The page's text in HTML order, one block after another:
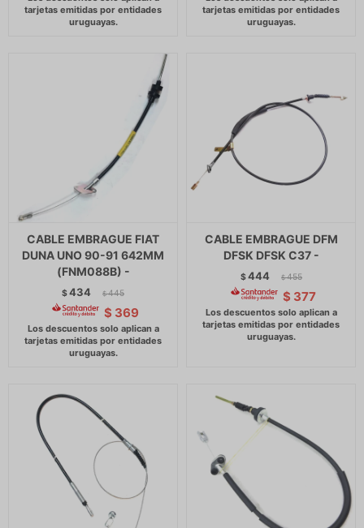
CABLE EMBRAGUE FIAT
DUNA UNO 90-91 642MM
(FNM088B) -
$434 $ 445
$ 369
CABLE EMBRAGUE DFM
DFSK DFSK C37 -
$444 $ 455
$ 377